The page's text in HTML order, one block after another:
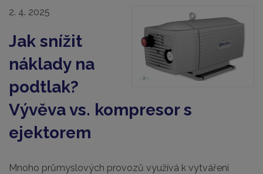
2. 4. 2025
Jak snížit
náklady na
podtlak?
Vývěva vs. kompresor s
ejektorem
Mnoho průmyslových provozů využívá k vytváření